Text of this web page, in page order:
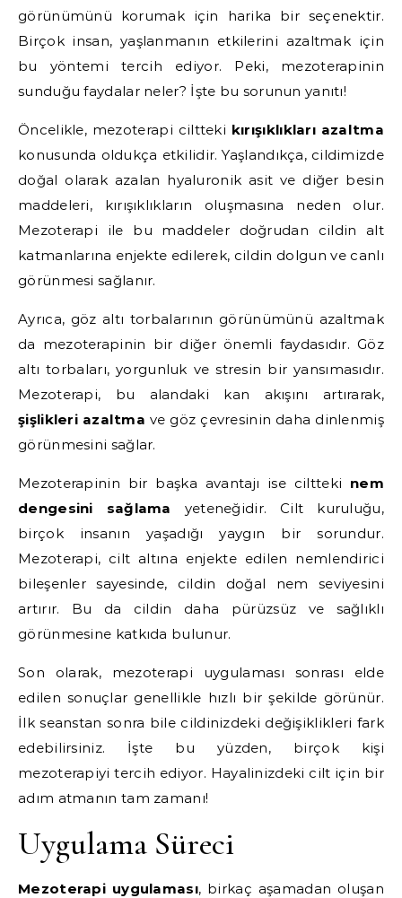
görünümünü korumak için harika bir seçenektir.
Birçok insan, yaşlanmanın etkilerini azaltmak için
bu yöntemi tercih ediyor. Peki, mezoterapinin
sunduğu faydalar neler? İşte bu sorunun yanıtı!
Öncelikle, mezoterapi ciltteki kırışıklıkları azaltma
konusunda oldukça etkilidir. Yaşlandıkça, cildimizde
doğal olarak azalan hyaluronik asit ve diğer besin
maddeleri, kırışıklıkların oluşmasına neden olur.
Mezoterapi ile bu maddeler doğrudan cildin alt
katmanlarına enjekte edilerek, cildin dolgun ve canlı
görünmesi sağlanır.
Ayrıca, göz altı torbalarının görünümünü azaltmak
da mezoterapinin bir diğer önemli faydasıdır. Göz
altı torbaları, yorgunluk ve stresin bir yansımasıdır.
Mezoterapi, bu alandaki kan akışını artırarak,
şişlikleri azaltma ve göz çevresinin daha dinlenmiş
görünmesini sağlar.
Mezoterapinin bir başka avantajı ise ciltteki nem
dengesini sağlama yeteneğidir. Cilt kuruluğu,
birçok insanın yaşadığı yaygın bir sorundur.
Mezoterapi, cilt altına enjekte edilen nemlendirici
bileşenler sayesinde, cildin doğal nem seviyesini
artırır. Bu da cildin daha pürüzsüz ve sağlıklı
görünmesine katkıda bulunur.
Son olarak, mezoterapi uygulaması sonrası elde
edilen sonuçlar genellikle hızlı bir şekilde görünür.
İlk seanstan sonra bile cildinizdeki değişiklikleri fark
edebilirsiniz. İşte bu yüzden, birçok kişi
mezoterapiyi tercih ediyor. Hayalinizdeki cilt için bir
adım atmanın tam zamanı!
Uygulama Süreci
Mezoterapi uygulaması, birkaç aşamadan oluşan